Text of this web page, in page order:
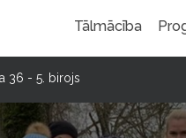
Tālmācība
36 - 5. birojs